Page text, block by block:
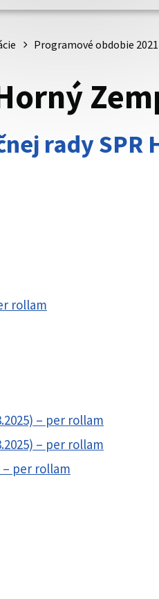
Programové obdobie
rady SPR
rollam
– per rollam
– per rollam
– per rollam